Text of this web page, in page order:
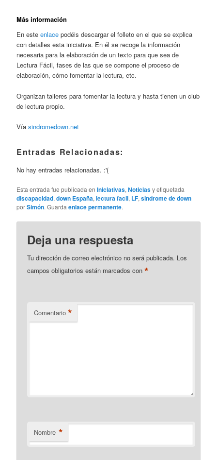
Más información
En esteenlace podéis descargar el folleto en el que se explica
con detalles esta iniciativa. En él se recoge la información
necesaria para la elaboración de un texto para que sea de
Lectura Fácil, fases de las que se compone el proceso de
elaboración, cómo fomentar la lectura, etc.
Organizan talleres para fomentar la lectura y hasta tienen un club
de lectura propio.
Víasindromedown.net
Entradas Relacionadas:
No hay entradas relacionadas. :'(
Esta entrada fue publicada enIniciativas,Noticiasy etiquetada
discapacidad,down España,lectura facil, LF,sindrome de down
porSimón. Guardaenlace permanente.
Deja una respuesta
Tu dirección de correo electrónico no será publicada. Los
campos obligatorios están marcados con*
Comentario *
Nombre *